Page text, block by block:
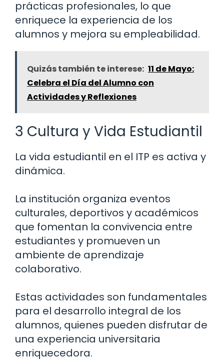
prácticas profesionales, lo que
enriquece la experiencia de los
alumnos y mejora su empleabilidad.
Quizás también te interese: 11 de Mayo:
Celebra el Día del Alumno con
Actividades y Reflexiones
3 Cultura y Vida Estudiantil
La vida estudiantil en el ITP es activa y
dinámica.
La institución organiza eventos
culturales, deportivos y académicos
que fomentan la convivencia entre
estudiantes y promueven un
ambiente de aprendizaje
colaborativo.
Estas actividades son fundamentales
para el desarrollo integral de los
alumnos, quienes pueden disfrutar de
una experiencia universitaria
enriquecedora.